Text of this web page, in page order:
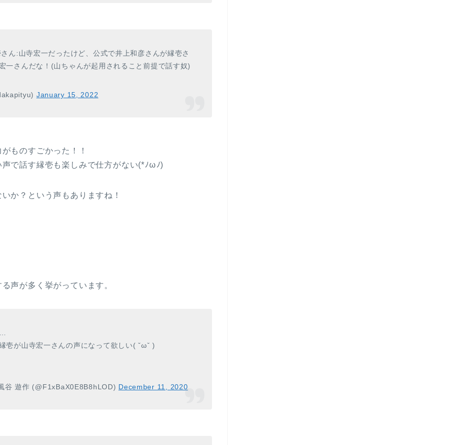
ん:山寺宏一だったけど、公式で井上和彦さんが縁壱さ
一さんだな！(山ちゃんが起用されること前提で話す奴)
January 15, 2022
ものすごかった！！
で話す縁壱も楽しみで仕方がない(*ﾉωﾉ)
か？という声もありますね！
声が多く挙がっています。
壱が山寺宏一さんの声になって欲しい( ˇωˇ )
谷 遊作 (@F1xBaX0E8B8hLOD) December 11, 2020